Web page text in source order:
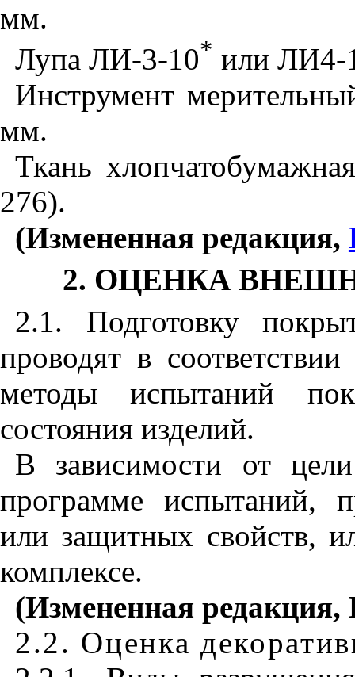
мм.
Лупа ЛИ-3-10* или ЛИ4-
Инструмент
мм.
Ткань
276).
(Измененная редакция,
2. ОЦЕНКА
2.1. Подготовку
проводят в
методы испытаний
состояния изделий.
В зависимости от
программе испытаний,
или защитных свойств,
комплексе.
(Измененная
2.2. Оценка